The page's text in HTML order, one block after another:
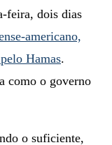
feira, dois dias
americano,
Hamas.
como o governo
o suficiente,